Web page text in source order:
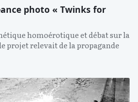
photo « Twinks for
homoérotique et débat sur la
projet relevait de la propagande